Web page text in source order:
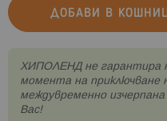
ДОБАВИ В
XИПОЛЕНД не гарантира
момента на приключване
междувременно
Вас!